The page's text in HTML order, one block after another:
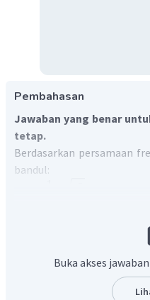
Pembahasan
Jawaban yang benar
tetap.
Berdasarkan persamaan
bandul:
Hanya percepatan
mempengaruhi frekuensi
pada tali, frekuensi
Buka akses